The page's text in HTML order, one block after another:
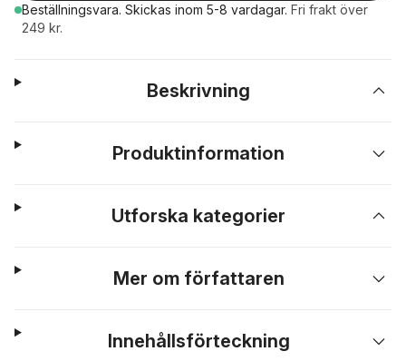
Beställningsvara. Skickas inom 5-8 vardagar. Fri frakt över
249 kr.
Beskrivning
Produktinformation
Utforska kategorier
Mer om författaren
Innehållsförteckning